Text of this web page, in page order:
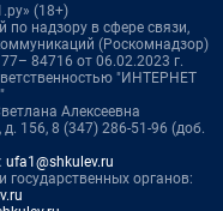
(18+)
по надзору в сфере связи,
(Роскомнадзор)
84716 от 06.02.2023 г.
"ИНТЕРНЕТ
Алексеевна
156, 8 (347) 286-51-96 (доб.
ufa1@shkulev.ru
органов: